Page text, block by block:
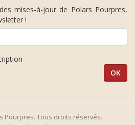
mises-à-jour de Polars Pourpres,
!
Pourpres. Tous droits réservés.